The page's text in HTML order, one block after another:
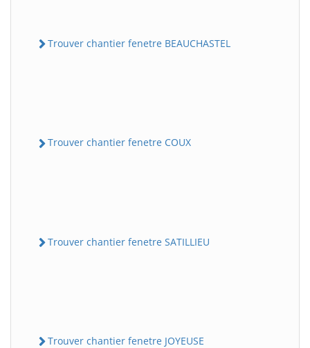
Trouver chantier fenetre BEAUCHASTEL
Trouver chantier fenetre COUX
Trouver chantier fenetre SATILLIEU
Trouver chantier fenetre JOYEUSE